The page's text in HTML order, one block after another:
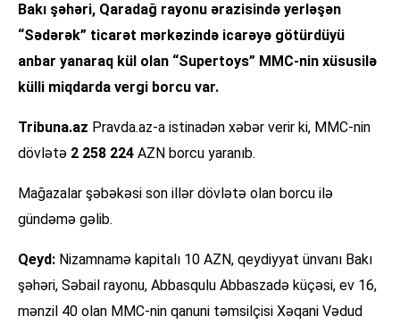
Bakı şəhəri, Qaradağ rayonu ərazisində yerləşən
“Sədərək” ticarət mərkəzində icarəyə götürdüyü
anbar yanaraq kül olan “Supertoys” MMC-nin xüsusilə
külli miqdarda vergi borcu var.
Tribuna.az Pravda.az-a istinadən xəbər verir ki, MMC-nin
dövlətə 2 258 224 AZN borcu yaranıb.
Mağazalar şəbəkəsi son illər dövlətə olan borcu ilə
gündəmə gəlib.
Qeyd: Nizamnamə kapitalı 10 AZN, qeydiyyat ünvanı Bakı
şəhəri, Səbail rayonu, Abbasqulu Abbaszadə küçəsi, ev 16,
mənzil 40 olan MMC-nin qanuni təmsilçisi Xəqani Vədud